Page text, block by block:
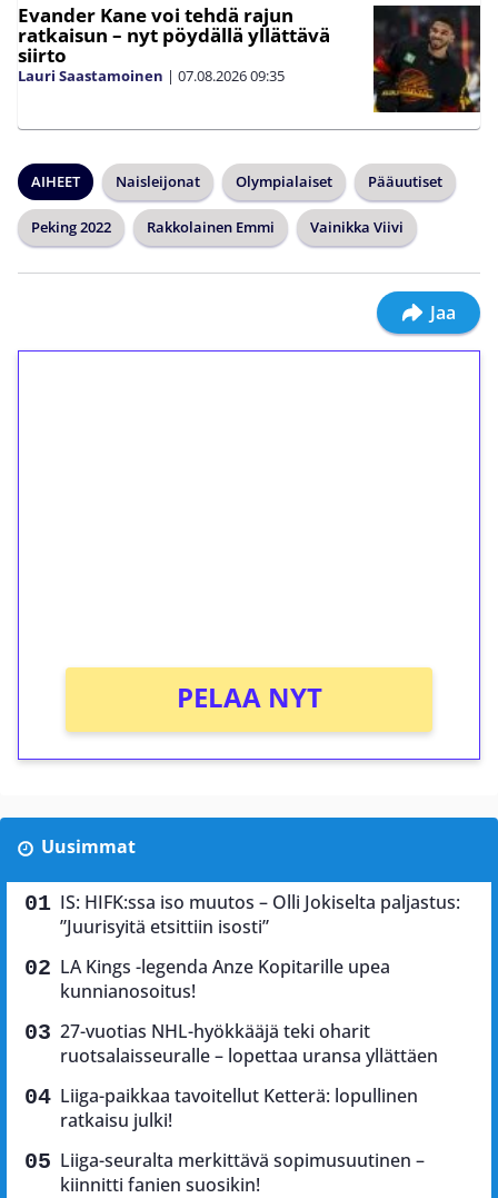
Evander Kane voi tehdä rajun
ratkaisun – nyt pöydällä yllättävä
siirto
Lauri Saastamoinen | 07.08.202609:35
AIHEET Naisleijonat Olympialaiset Pääuutiset
Peking 2022 Rakkolainen Emmi Vainikka Viivi
Jaa
PELAA NYT
Uusimmat
IS: HIFK:ssa iso muutos – Olli Jokiselta paljastus:
”Juurisyitä etsittiin isosti”
LA Kings -legenda Anze Kopitarille upea
kunnianosoitus!
27-vuotias NHL-hyökkääjä teki oharit
ruotsalaisseuralle – lopettaa uransa yllättäen
Liiga-paikkaa tavoitellut Ketterä: lopullinen
ratkaisu julki!
Liiga-seuralta merkittävä sopimusuutinen –
kiinnitti fanien suosikin!